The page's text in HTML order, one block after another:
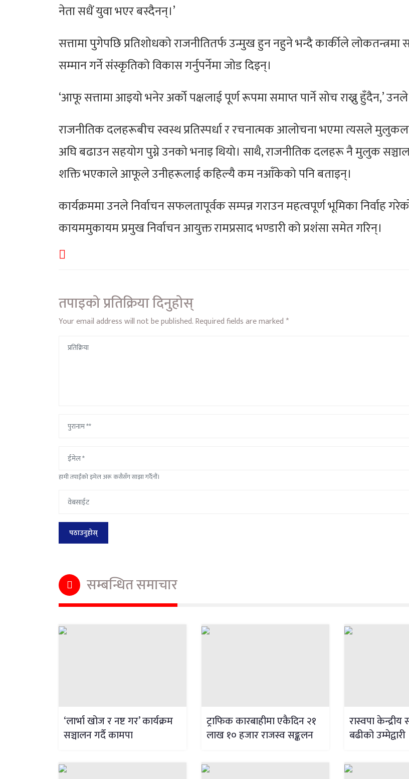
नेता सधैं युवा भएर बस्दैनन्।’
सत्तामा पुगेपछि प्रतिशोधको राजनीतितर्फ उन्मुख हुन नहुने भन्दै कार्कीले लोकतन्त्रमा
सम्मान गर्ने संस्कृतिको विकास गर्नुपर्नेमा जोड दिइन्।
‘आफू सत्तामा आइयो भनेर अर्को पक्षलाई पूर्ण रूपमा समाप्त पार्ने सोच राख्नु हुँदैन,’
राजनीतिक दलहरूबीच स्वस्थ प्रतिस्पर्धा र रचनात्मक आलोचना भएमा त्यसले
अघि बढाउन सहयोग पुग्ने उनको भनाइ थियो। साथै, राजनीतिक दलहरू नै मुलुक
शक्ति भएकाले आफूले उनीहरूलाई कहिल्यै कम नआँकेको पनि बताइन्।
कार्यक्रममा उनले निर्वाचन सफलतापूर्वक सम्पन्न गराउन महत्वपूर्ण भूमिका निर्वाह
कायममुकायम प्रमुख निर्वाचन आयुक्त रामप्रसाद भण्डारी को प्रशंसा समेत गरिन्।
तपाइको प्रतिक्रिया दिनुहोस्
Your email address will not be published.Required fields are marked *
हामी तपाईंको इमेल अरू कसैसँग साझा गर्दैनौं।
सम्बन्धित समाचार
‘लार्भा खोज र नष्ट गर’ कार्यक्रम
सञ्चालन गर्दै कामपा
ट्राफिक कारबाहीमा एकैदिन २१
लाख १० हजार राजस्व सङ्कलन
रास्वपा
बढीको उम्मेद्वारी